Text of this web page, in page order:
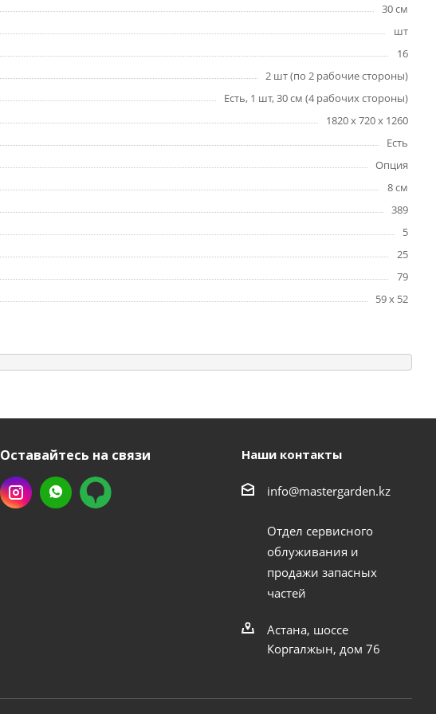
30 см
шт
16
2 шт (по 2 рабочие стороны)
Есть, 1 шт, 30 см (4 рабочих стороны)
1820 x 720 x 1260
Есть
Опция
8 см
389
5
25
79
59 x 52
Оставайтесь на связи Наши контакты
info@mastergarden.kz
Отдел сервисного
облуживания и
продажи запасных
частей
Астана, шоссе
Коргалжын, дом 76